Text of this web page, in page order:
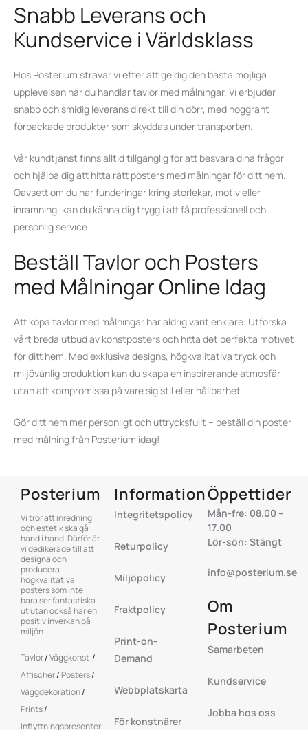
Snabb Leverans och
Kundservice i Världsklass
Hos Posterium strävar vi efter att ge dig den bästa möjliga
upplevelsen när du handlar tavlor med målningar. Vi erbjuder
snabb och smidig leverans direkt till din dörr, med noggrant
förpackade produkter som skyddas under transporten.
Vår kundtjänst finns alltid tillgänglig för att besvara dina frågor
och hjälpa dig att hitta rätt posters med målningar för ditt hem.
Oavsett om du har funderingar kring storlekar, motiv eller
inramning, kan du känna dig trygg i att få professionell och
personlig service.
Beställ Tavlor och Posters
med Målningar Online Idag
Att köpa tavlor med målningar har aldrig varit enklare. Utforska
vårt breda utbud av konstposters och hitta det perfekta motivet
för ditt hem. Med exklusiva designs, högkvalitativa tryck och
miljövänlig produktion kan du skapa en inspirerande atmosfär
utan att kompromissa på vare sig stil eller hållbarhet.
Gör ditt hem mer personligt och uttrycksfullt – beställ din poster
med målning från Posterium idag!
Posterium
Vi tror att inredning
och estetik ska gå
hand i hand. Därför är
vi dedikerade till att
designa och
producera
högkvalitativa
posters som inte
bara ser fantastiska
ut utan också har en
positiv inverkan på
miljön.
Tavlor/Väggkonst /
Affischer/ Posters/
Väggdekoration/
Prints/
Inflyttningspresenter
Information
Integritetspolicy
Returpolicy
Miljöpolicy
Fraktpolicy
Print-on-
Demand
Webbplatskarta
För konstnärer
Öppettider
Mån-fre: 08.00 –
17.00
Lör-sön: Stängt
info@posterium.se
Om
Posterium
Samarbeten
Kundservice
Jobba hos oss